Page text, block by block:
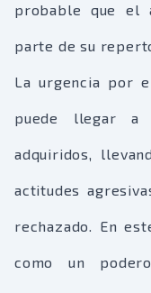
probable que el
parte de su
La urgencia por
puede llegar a
adquiridos,
actitudes
rechazado. En
como un